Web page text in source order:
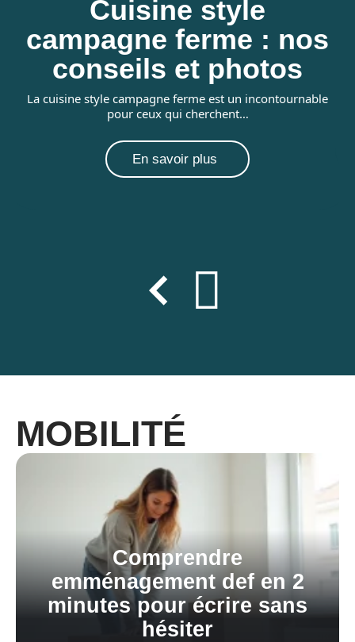
Cuisine style
campagne ferme : nos
conseils et photos
La cuisine style campagne ferme est un incontournable
pour ceux qui cherchent…
En savoir plus
MOBILITÉ
Comprendre
emménagement def en 2
minutes pour écrire sans
hésiter